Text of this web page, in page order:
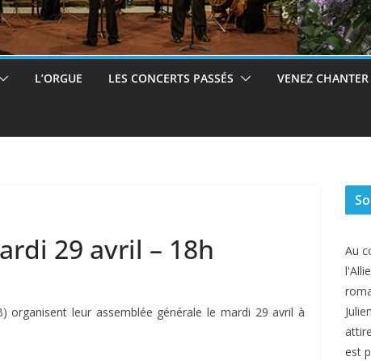
L’ORGUE LES CONCERTS PASSÉS VENEZ
29 avril – 18h
organisent leur assemblée générale le mardi 29 avril à
Au
est